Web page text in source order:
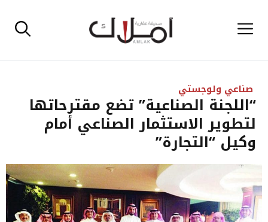
إلى القائمة
صناعي ولوجستي
“اللجنة الصناعية” تضع مقترحاتها
لتطوير الاستثمار الصناعي أمام
وكيل “التجارة”